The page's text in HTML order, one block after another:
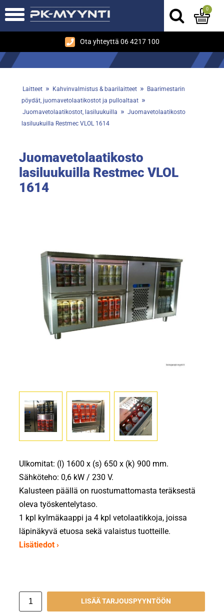
Ota yhteyttä 06 4217 100
0
Laitteet » Kahvinvalmistus & baarilaitteet »
Baarimestarin
pöydät, juomavetolaatikostot ja pulloaltaat »
Juomavetolaatikostot, lasiluukuilla » Juomavetolaatikosto
lasiluukuilla Restmec VLOL 1614
Juomavetolaatikosto
lasiluukuilla Restmec VLOL
1614
Ulkomitat: (l) 1600 x (s) 650 x (k) 900 mm.
Sähköteho: 0,6 kW / 230 V.
Kalusteen päällä on ruostumattomasta teräksestä
oleva työskentelytaso.
1 kpl kylmäkaappi ja 4 kpl vetolaatikkoja, joissa
läpinäkyvä etuosa sekä valaistus tuotteille.
Lisätiedot ›
LISÄÄ TARJOUSPYYNTÖÖN